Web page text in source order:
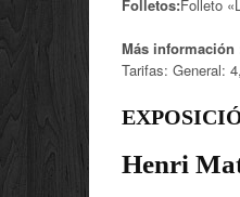
Folletos:Folleto
Más información
Tarifas: General:
Henri